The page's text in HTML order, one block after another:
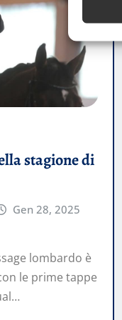
stagione di
Gen 28, 2025
lombardo è
le prime tappe